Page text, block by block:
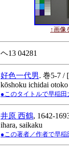
↑画像
ヘ13 04281
好色一代男. 巻5-7 /
kōshoku ichidai otoko
●このタイトルで早稲田
井原 西鶴, 1642-
ihara, saikaku
●この著者／作者で早稲